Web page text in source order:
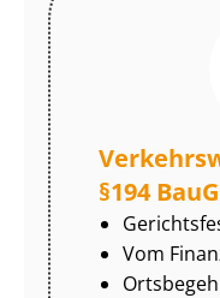
§194
Vom